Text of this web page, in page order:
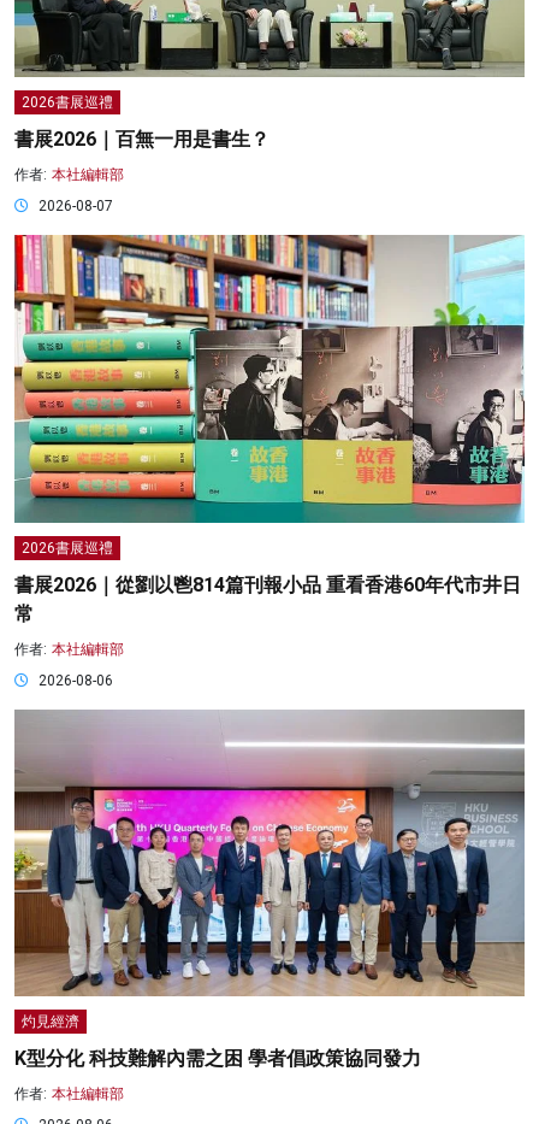
2026書展巡禮
書展2026｜百無一用是書生？
作者: 本社編輯部
2026-08-07
2026書展巡禮
書展2026｜從劉以鬯814篇刊報小品 重看香港60年代市井日
常
作者: 本社編輯部
2026-08-06
灼見經濟
K型分化 科技難解內需之困 學者倡政策協同發力
作者: 本社編輯部